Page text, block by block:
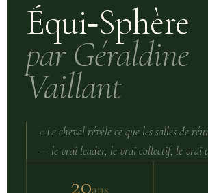
Équi‑Sphère
par Géraldine
Vaillant
« Le cheval révèle ce que les salles de
— le vrai leader, le vrai collectif, le vrai
20ans